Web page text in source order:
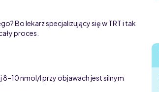
Bo lekarz specjalizujący się w TRT i tak
proces.
nmol/l przy objawach jest silnym